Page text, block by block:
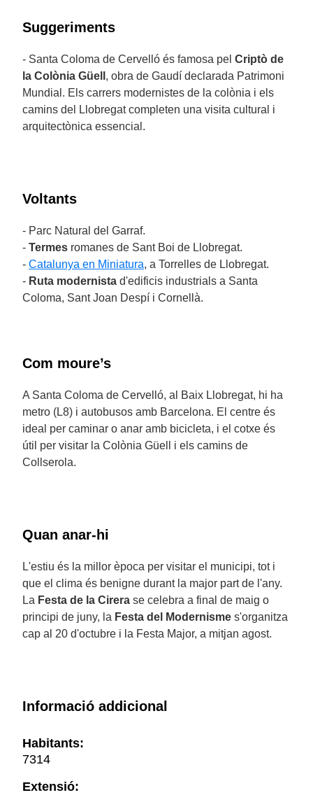
Suggeriments
- Santa Coloma de Cervelló és famosa pel Criptò de
la Colònia Güell , obra de Gaudí declarada Patrimoni
Mundial. Els carrers modernistes de la colònia i els
camins del Llobregat completen una visita cultural i
arquitectònica essencial.
Voltants
- Parc Natural del Garraf.
- Termes romanes de Sant Boi de Llobregat.
- Catalunya en Miniatura, a Torrelles de Llobregat.
- Ruta modernista d'edificis industrials a Santa
Coloma, Sant Joan Despí i Cornellà.
Com moure’s
A Santa Coloma de Cervelló, al Baix Llobregat, hi ha
metro (L8) i autobusos amb Barcelona. El centre és
ideal per caminar o anar amb bicicleta, i el cotxe és
útil per visitar la Colònia Güell i els camins de
Collserola.
Quan anar-hi
L'estiu és la millor època per visitar el municipi, tot i
que el clima és benigne durant la major part de l'any.
La Festa de la Cirera se celebra a final de maig o
principi de juny, la Festa del Modernisme s'organitza
cap al 20 d'octubre i la Festa Major, a mitjan agost.
Informació addicional
Habitants:
7314
Extensió: